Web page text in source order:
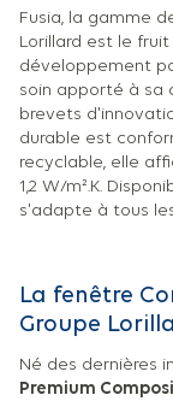
Fusia, la gamme
Lorillard est le
développement
soin apporté à sa
brevets
durable est
recyclable, elle
1,2 W/m².K.
s'adapte à tous
La fenêtre
Groupe
Né des dernières
Premium